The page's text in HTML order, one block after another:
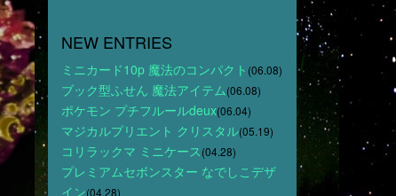
NEW ENTRIES
ミニカード10p 魔法のコンパクト (06.08)
ブック型ふせん 魔法アイテム(06.08)
ポケモン プチフルールdeux(06.04)
マジカルプリエント クリスタル(05.19)
コリラックマ ミニケース(04.28)
プレミアムセボンスター なでしこデザ
イン(04.28)